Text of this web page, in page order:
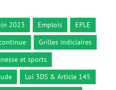
2023
Emplois
EPLE
Grilles indiciaires
et sports
Loi 3DS & Article 145